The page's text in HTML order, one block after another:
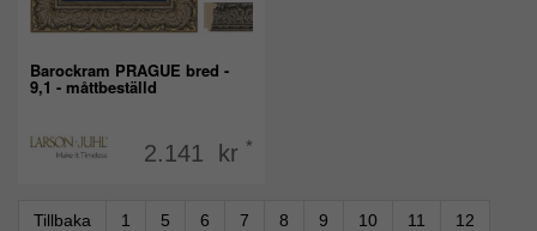
Barockram PRAGUE bred -
9,1 - måttbeställd
2.141 kr *
Tillbaka 1 5 6 7 8 9 10 11 12